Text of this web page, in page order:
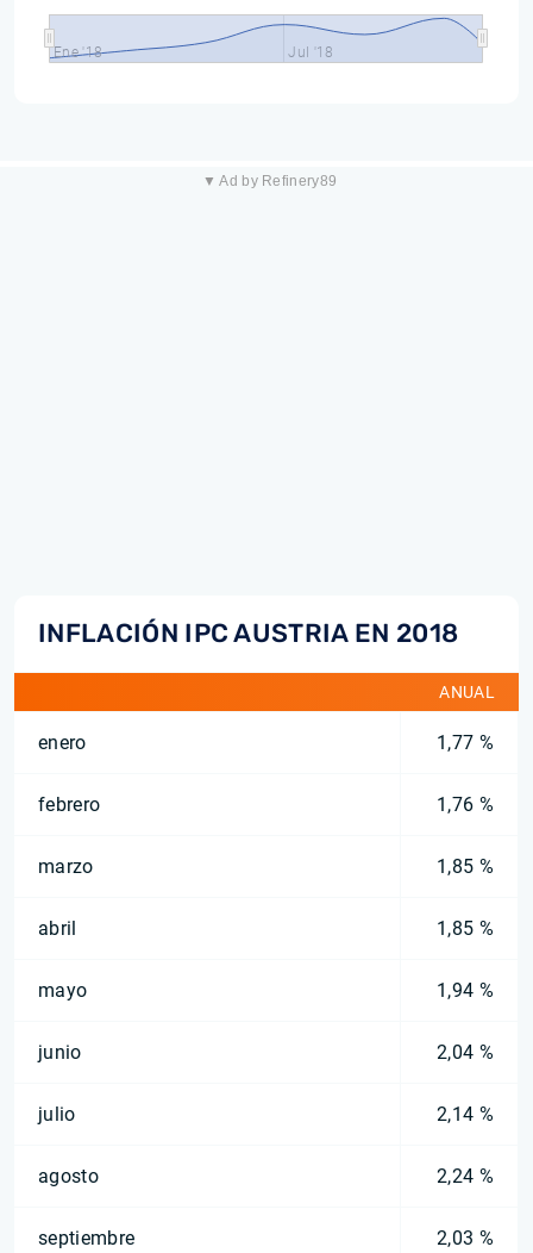
Ene '18 Jul '18
▼ Ad by Refinery89
INFLACIÓN IPC AUSTRIA EN 2018
ANUAL
enero 1,77 %
febrero 1,76 %
marzo 1,85 %
abril 1,85 %
mayo 1,94 %
junio 2,04 %
julio 2,14 %
agosto 2,24 %
septiembre 2,03 %